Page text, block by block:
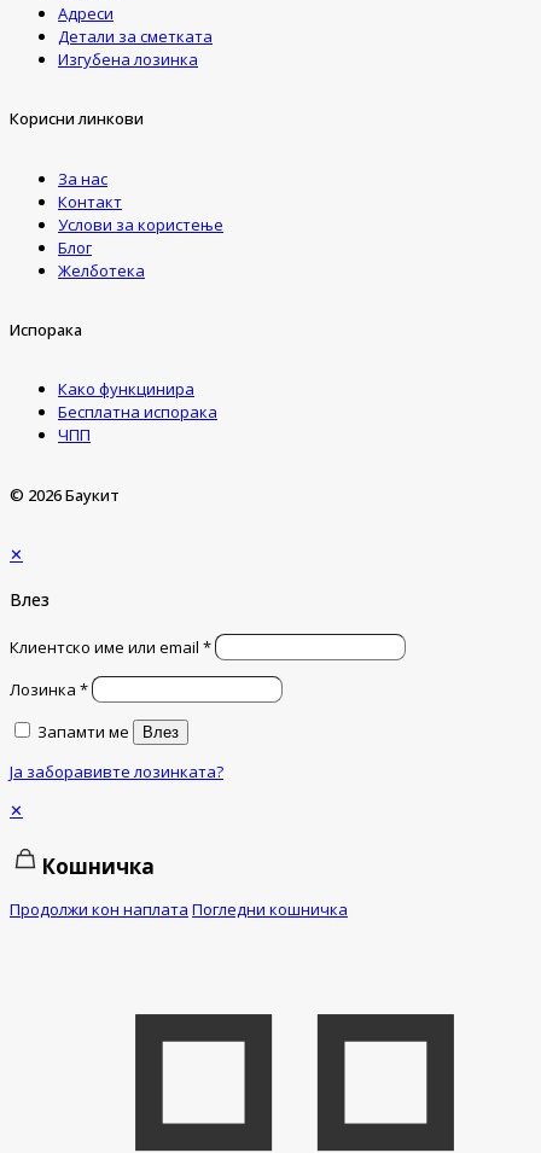
Адреси
Детали за сметката
Изгубена лозинка
Корисни линкови
За нас
Контакт
Услови за користење
Блог
Желботека
Испорака
Како функцинира
Бесплатна испорака
ЧПП
© 2026 Баукит
✕
Влез
Клиентско име или email *
Лозинка *
Запамти ме
Влез
Ја заборавивте лозинката?
✕
Кошничка
Продолжи кон наплата Погледни кошничка